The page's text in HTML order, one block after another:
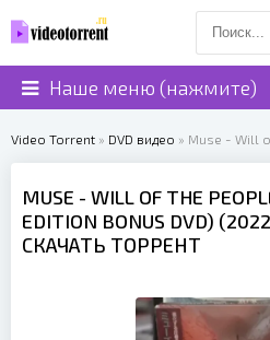
Наше меню (нажмите)
Video Torrent » DVD видео » Muse - Will of
MUSE - WILL OF THE
EDITION BONUS DVD) (2022
СКАЧАТЬ ТОРРЕНТ